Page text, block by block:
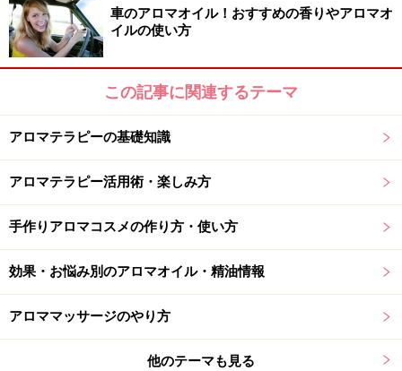
実は髪の毛にも良いローズマリー
さらに嬉しいのは、ローズマリーは肌を引き締める効果
がありヘアケアに古くから使われてきた歴史がありま
す！そこで、ローズマリーの頭脳への刺激作用＆ヘアケ
ア効果の両方を満たすグッズを作ってみましょう。
「香りのトニックウォーター」で
を目指し
車のアロマオイル！おすすめの香りやアロマオ
イルの使い方
この記事に関連するテーマ
アロマテラピーの基礎知識
アロマテラピー活用術・楽しみ方
手作りアロマコスメの作り方・使い方
効果・お悩み別のアロマオイル・精油情報
アロママッサージのやり方
他のテーマも見る